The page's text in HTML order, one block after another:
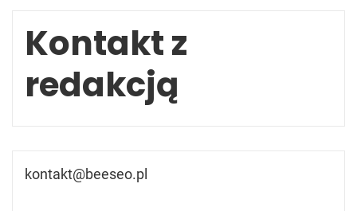
Kontakt z
redakcją
kontakt@beeseo.pl